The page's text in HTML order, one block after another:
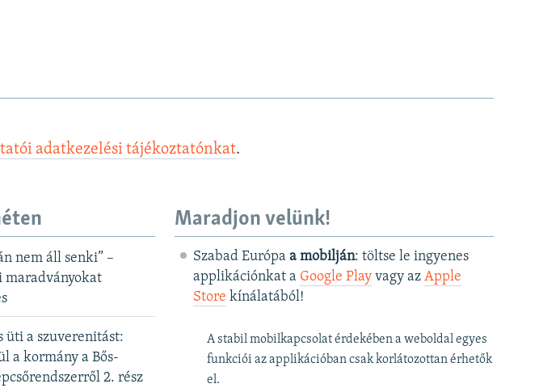
adatkezelési tájékoztatónkat.
nem áll senki” –
maradványokat
üti a szuverenitást:
a kormány a Bős-
2. rész
Maradjon velünk!
Szabad Európa a mobilján: töltse le ingyenes
applikációnkat a Google Playvagy az Apple
Store kínálatából!
A stabil mobilkapcsolat érdekében a weboldal egyes
funkciói az applikációban csak korlátozottan érhetők
el.